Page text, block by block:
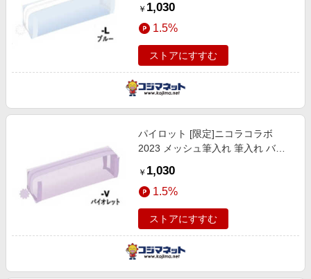
￥ 1,030
1.5%
ストアにすすむ
パイロット [限定]ニコラコラボ
2023 メッシュ筆入れ 筆入れ バイ
￥ 1,030
1.5%
ストアにすすむ